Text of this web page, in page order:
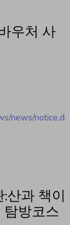
우처 사
news/notice.d
산과 책이
탐방코스